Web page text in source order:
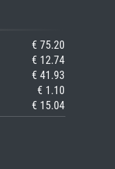
€ 75.20
€ 12.74
€ 41.93
€ 1.10
€ 15.04